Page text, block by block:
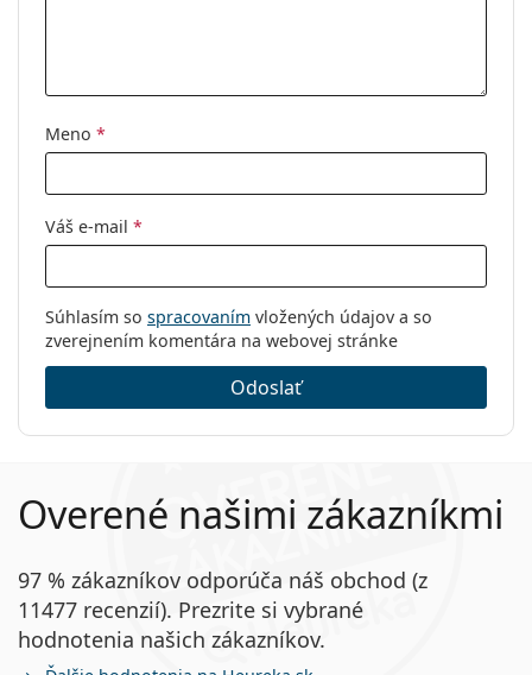
Meno *
Váš e-mail *
Súhlasím so spracovaním vložených údajov a so
zverejnením komentára na webovej stránke
Odoslať
Overené našimi zákazníkmi
97 % zákazníkov odporúča náš obchod (z
11477 recenzií). Prezrite si vybrané
hodnotenia našich zákazníkov.